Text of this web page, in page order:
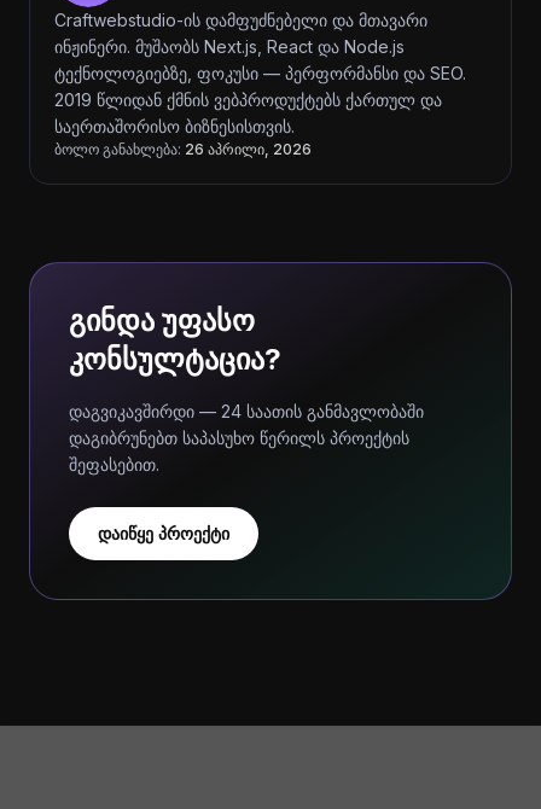
Craftwebstudio-ის დამფუძნებელი და მთავარი
ინჟინერი. მუშაობს Next.js, React და Node.js
ტექნოლოგიებზე, ფოკუსი — პერფორმანსი და SEO.
2019 წლიდან ქმნის ვებპროდუქტებს ქართულ და
საერთაშორისო ბიზნესისთვის.
ბოლო განახლება: 26 აპრილი, 2026
გინდა უფასო
კონსულტაცია?
დაგვიკავშირდი — 24 საათის განმავლობაში
დაგიბრუნებთ საპასუხო წერილს პროექტის
შეფასებით.
დაიწყე პროექტი